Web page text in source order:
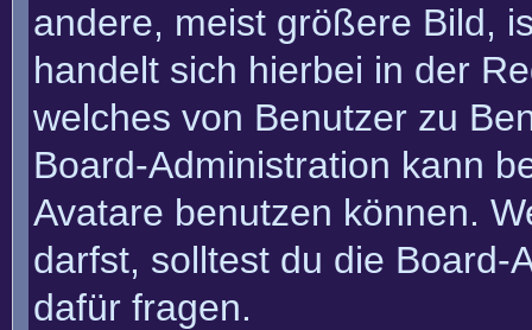
andere, meist größere Bild,
handelt sich hierbei in der
welches von Benutzer zu
Board-Administration kann
Avatare benutzen können.
darfst, solltest du die Board-
dafür fragen.